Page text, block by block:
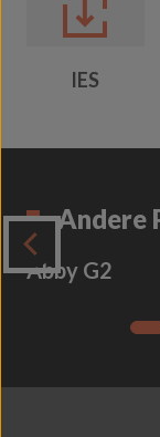
IES
Andere
Abby G2